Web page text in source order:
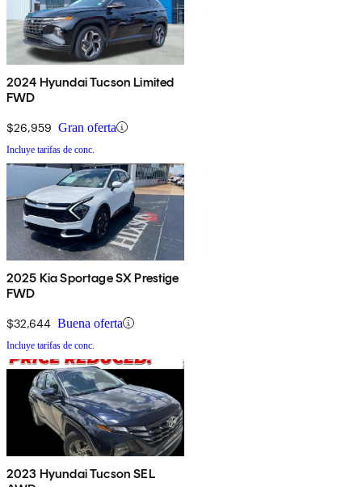
2024 Hyundai Tucson Limited
FWD
$26,959 Gran oferta
Incluye tarifas de conc.
2025 Kia Sportage SX Prestige
FWD
$32,644 Buena oferta
Incluye tarifas de conc.
2023 Hyundai Tucson SEL